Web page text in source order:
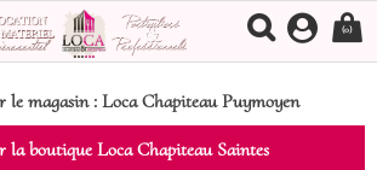
le magasin : Loca Chapiteau Puymoyen
la boutique Loca Chapiteau Saintes
(0)